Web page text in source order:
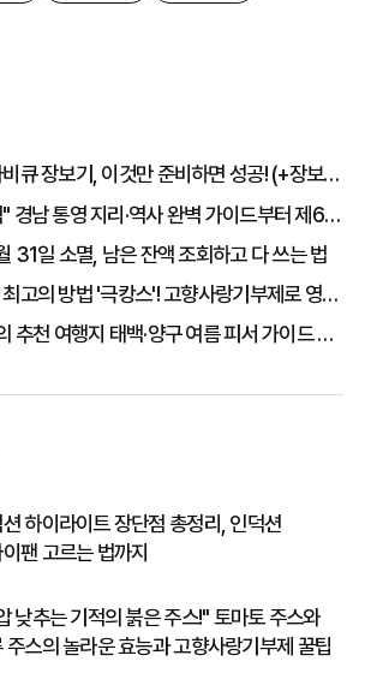
장보기, 이것만 준비하면 성공! (+장보기 체크리스트)
지리·역사 완벽 가이드부터 제65회 통영한산대첩축제까지 총정리
31일 소멸, 남은 잔액 조회하고 다 쓰는 법
'극캉스'! 고향사랑기부제로 영화관람권 받고 세액공제까지 챙기기
태백·양구 여름 피서 가이드 및 빙고 스탬프 투어 이벤트 혜택 총정리
하이라이트 장단점 총정리, 인덕션
팬 고르는 법까지
낮추는 기적의 붉은 주스!" 토마토 주스와
주스의 놀라운 효능과 고향사랑기부제 꿀팁